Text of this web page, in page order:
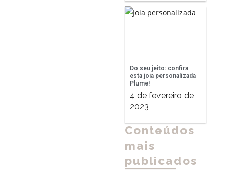
Do seu jeito: confira
esta joia personalizada
Plume!
4 de fevereiro de
2023
Conteúdos
mais
publicados